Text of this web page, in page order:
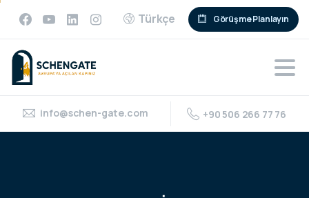
Türkçe Görüşme Planlayın
info@schen-gate.com +90 506 266 77 76